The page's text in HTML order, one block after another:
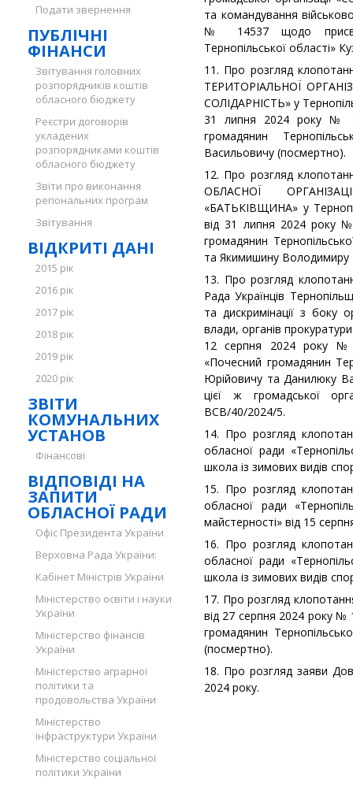
Подати звернення
ПУБЛІЧНІ
ФІНАНСИ
Звітування головних
розпорядників коштів
обласного бюджету
Реєстри договорів
укладених
розпорядниками коштів
обласного бюджету
Звіти про виконання
регіональних програм
Звітування
ВІДКРИТІ ДАНІ
2015 рік
2016 рік
2017 рік
2018 рік
2019 рік
2020 рік
ЗВІТИ
КОМУНАЛЬНИХ
УСТАНОВ
Фінансові
ВІДПОВІДІ НА
ЗАПИТИ
ОБЛАСНОЇ РАДИ
Офіс Президента України
Верховна Рада України:
Кабінет Міністрів України
Міністерство освіти і науки
України
Міністерство фінансів
України
Міністерство аграрної
політики та
продовольства України
Міністерство
інфраструктури України
Міністерство соціальної
політики України
та командування
№ 14537 щодо
Тернопільської області»
11. Про розгляд
ТЕРИТОРІАЛЬНОЇ
СОЛІДАРНІСТЬ» у
31 липня 2024 року №
громадянин
Васильовичу (посмертно).
12. Про розгляд
ОБЛАСНОЇ
«БАТЬКІВЩИНА» у
від 31 липня 2024 року
громадянин
та Якимишину
13. Про розгляд
Рада Українців
та дискримінації з боку
влади, органів
12 серпня 2024 року №
«Почесний громадянин
Юрійовичу та Данилюку
цієї ж громадської
ВСВ/40/2024/5.
14. Про розгляд
обласної ради
школа із зимових видів
15. Про розгляд
обласної ради
майстерності» від 15
16. Про розгляд
обласної ради
школа із зимових видів
17. Про розгляд
від 27 серпня 2024 року
громадянин
(посмертно).
18. Про розгляд заяви
2024 року.